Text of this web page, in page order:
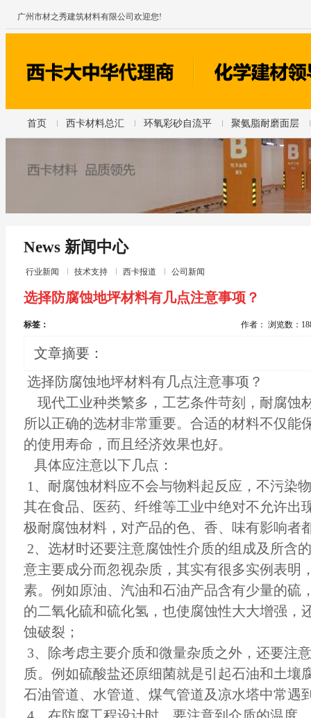
广州市材之秀建筑材料有限公司欢迎您!
首页 西卡材料总汇 环氧彩砂自流平 聚氨脂耐磨面层
News 新闻中心
行业新闻 技术支持 西卡报道 公司新闻
选择防腐蚀地坪材料有几点注意事项？
标签： 作者： 浏览数：
文章摘要：
选择防腐蚀地坪材料有几点注意事项？
现代工业种类繁多，工艺条件苛刻，耐腐蚀
所以正确的选材非常重要。合适的材料不仅能
的使用寿命，而且经济效果也好。
具体应注意以下几点：
1、耐腐蚀材料应不会与物料起反应，不污染
其在食品、医药、纤维等工业中绝对不允许出
极耐腐蚀材料，对产品的色、香、味有影响者
2、选材时还要注意腐蚀性介质的组成及所含
意主要成分而忽视杂质，其实有很多实例表明
素。例如原油、汽油和石油产品含有少量的硫
的二氧化硫和硫化氢，也使腐蚀性大大增强，
蚀破裂；
3、除考虑主要介质和微量杂质之外，还要注
质。例如硫酸盐还原细菌就是引起石油和土壤
石油管道、水管道、煤气管道及凉水塔中常遇
4、在防腐工程设计时，要注意到介质的温度